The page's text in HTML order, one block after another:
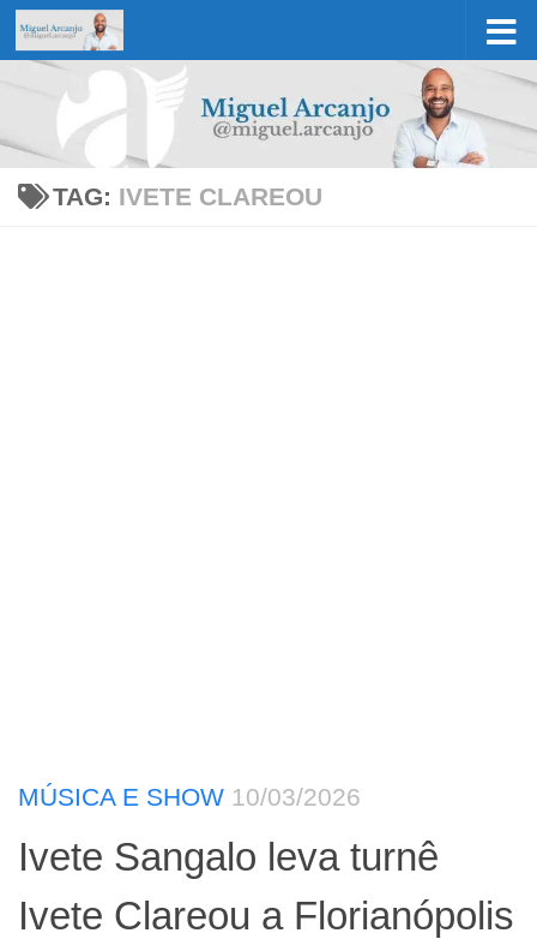
Skip to content
TAG: IVETE CLAREOU
MÚSICA E SHOW 10/03/2026
Ivete Sangalo leva turnê
Ivete Clareou a Florianópolis